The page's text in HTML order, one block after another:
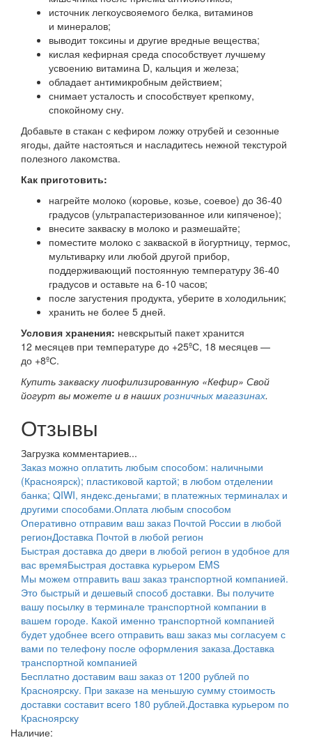
источник легкоусвояемого белка, витаминов
и минералов;
выводит токсины и другие вредные вещества;
кислая кефирная среда способствует лучшему
усвоению витамина D, кальция и железа;
обладает антимикробным действием;
снимает усталость и способствует крепкому,
спокойному сну.
Добавьте в стакан с кефиром ложку отрубей и сезонные
ягоды, дайте настояться и насладитесь нежной текстурой
полезного лакомства.
Как приготовить:
нагрейте молоко (коровье, козье, соевое) до 36-40
градусов (ультрапастеризованное или кипяченое);
внесите закваску в молоко и размешайте;
поместите молоко с закваской в йогуртницу, термос,
мультиварку или любой другой прибор,
поддерживающий постоянную температуру 36-40
градусов и оставьте на 6-10 часов;
после загустения продукта, уберите в холодильник;
хранить не более 5 дней.
Условия хранения: невскрытый пакет хранится
12 месяцев при температуре до +25ºС, 18 месяцев —
до +8ºС.
Купить закваску лиофилизированную «Кефир» Свой
йогурт вы можете и в наших розничных магазинах.
Отзывы
Загрузка комментариев...
Заказ можно оплатить любым способом: наличными
(Красноярск); пластиковой картой; в любом отделении
банка; QIWI, яндекс.деньгами; в платежных терминалах и
другими способами.Оплата любым способом
Оперативно отправим ваш заказ Почтой России в любой
регионДоставка Почтой в любой регион
Быстрая доставка до двери в любой регион в удобное для
вас времяБыстрая доставка курьером EMS
Мы можем отправить ваш заказ транспортной компанией.
Это быстрый и дешевый способ доставки. Вы получите
вашу посылку в терминале транспортной компании в
вашем городе. Какой именно транспортной компанией
будет удобнее всего отправить ваш заказ мы согласуем с
вами по телефону после оформления заказа.Доставка
транспортной компанией
Бесплатно доставим ваш заказ от 1200 рублей по
Красноярску. При заказе на меньшую сумму стоимость
доставки составит всего 180 рублей.Доставка курьером по
Красноярску
Наличие: